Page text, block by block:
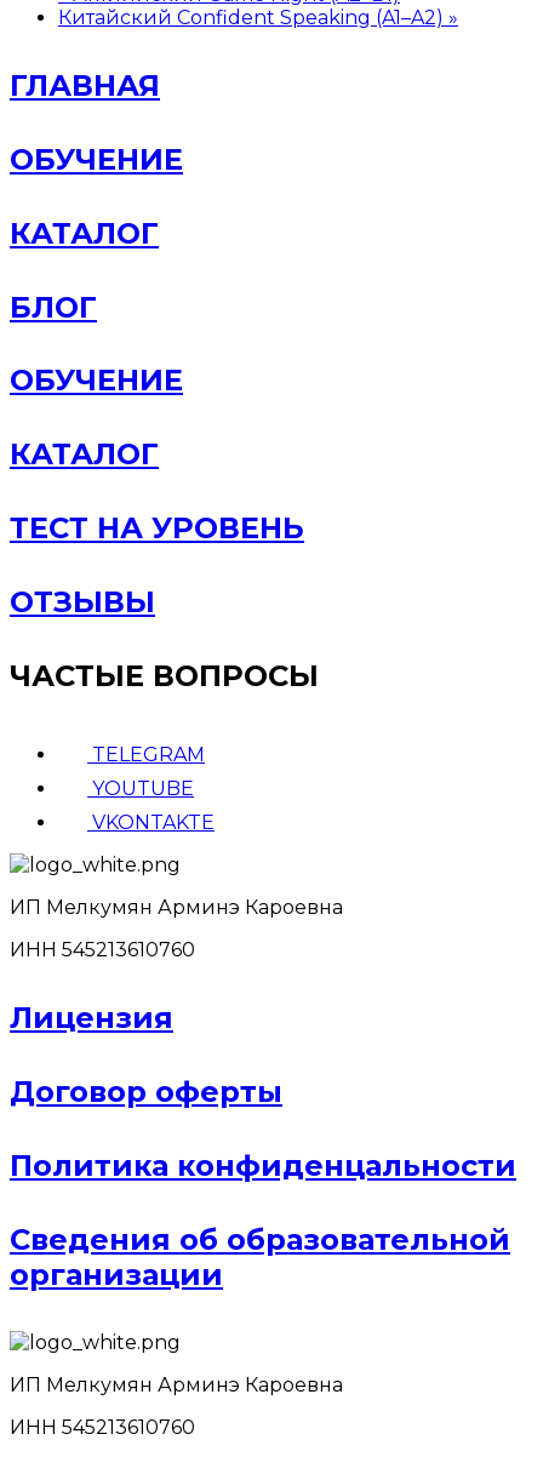
Китайский Confident Speaking (A1–A2) »
ГЛАВНАЯ
ОБУЧЕНИЕ
КАТАЛОГ
БЛОГ
ОБУЧЕНИЕ
КАТАЛОГ
ТЕСТ НА УРОВЕНЬ
ОТЗЫВЫ
ЧАСТЫЕ ВОПРОСЫ
TELEGRAM
YOUTUBE
VKONTAKTE
ИП Мелкумян Арминэ Кароевна
ИНН 545213610760
Лицензия
Договор оферты
Политика конфиденцальности
Сведения об образовательной
организации
ИП Мелкумян Арминэ Кароевна
ИНН 545213610760